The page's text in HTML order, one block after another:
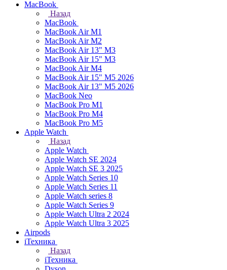
MacBook
Назад
MacBook
MacBook Air M1
MacBook Air M2
MacBook Air 13" M3
MacBook Air 15" M3
MacBook Air M4
MacBook Air 15" М5 2026
MacBook Air 13" М5 2026
MacBook Neo
MacBook Pro M1
MacBook Pro M4
MacBook Pro M5
Apple Watch
Назад
Apple Watch
Apple Watch SE 2024
Apple Watch SE 3 2025
Apple Watch Series 10
Apple Watch Series 11
Apple Watch series 8
Apple Watch Series 9
Apple Watch Ultra 2 2024
Apple Watch Ultra 3 2025
Airpods
iТехника
Назад
iТехника